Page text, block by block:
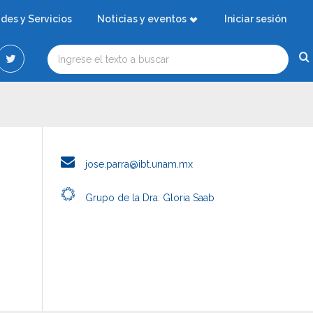
y Servicios Noticias y eventos Iniciar sesión
jose.parra@ibt.unam.mx
Grupo de la Dra. Gloria Saab